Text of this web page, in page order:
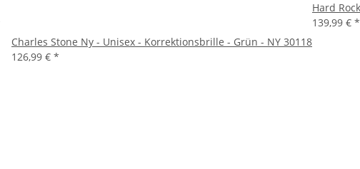
Charles Stone Ny - Unisex - Korrektionsbrille - Grün - NY 30118
126,99 € *
Hard
139,99 € *